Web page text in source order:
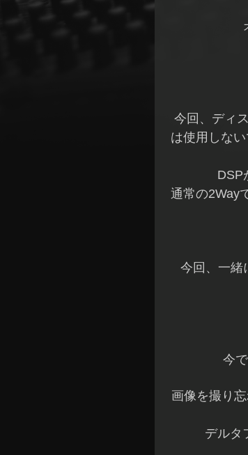
今回、ディ
は使用しな
DSP
通常の2Way
今回、一緒
今
画像を撮り
デルタ